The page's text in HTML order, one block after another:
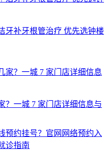
牙补牙根管治疗 优先选钟楼
？一城 7 家门店详细信息与